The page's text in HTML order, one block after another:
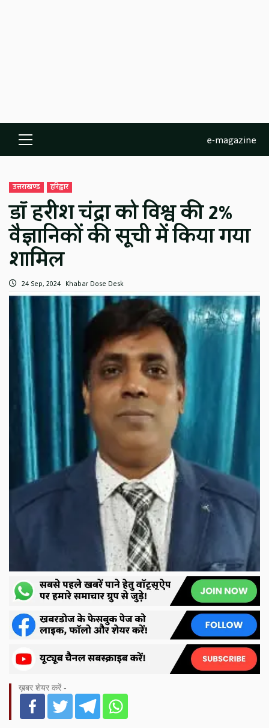
Primary
Menu
e-magazine
उत्तराखण्ड हरिद्वार
डॉ हरीश चंद्रा को विश्व की 2%
वैज्ञानिकों की सूची में किया गया
शामिल
24 Sep, 2024 Khabar Dose Desk
ख़बर शेयर करें -